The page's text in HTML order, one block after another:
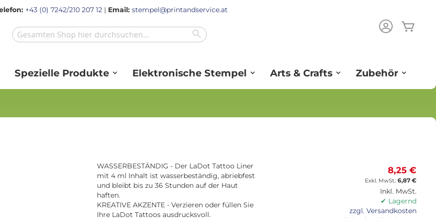
+43 (0) 7242/210 207 12 | Email: stempel@printandservice.at
Search
Spezielle Produkte Elektronische Stempel Arts & Crafts Zubehör
8,25 €
6,87 €
Inkl. MwSt.
✔ Lagernd
zzgl. Versandkosten
WASSERBESTÄNDIG - Der LaDot Tattoo Liner
mit 4 ml Inhalt ist wasserbeständig, abriebfest
und bleibt bis zu 36 Stunden auf der Haut
haften.
KREATIVE AKZENTE - Verzieren oder füllen Sie
Ihre LaDot Tattoos ausdrucksvoll.